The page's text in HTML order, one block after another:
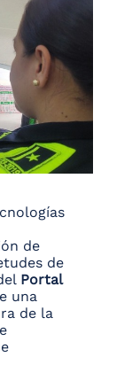
de
de
Portal
una
de la